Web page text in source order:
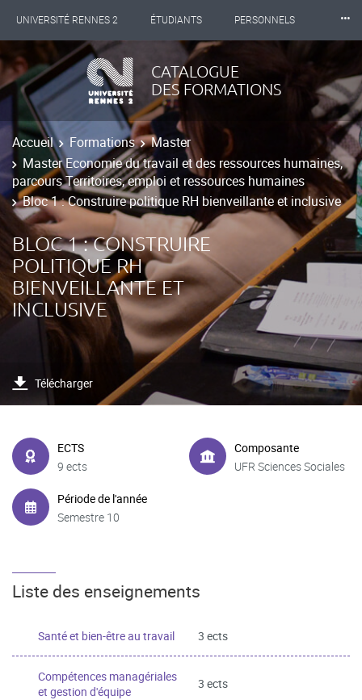
UNIVERSITÉ RENNES 2 ÉTUDIANTS PERSONNELS
INTERNATIONAL PROFESSIONNELS
LES NOUVELLES DE RENNES 2
⸱⸱⸱
CATALOGUE
DES FORMATIONS
Accueil Formations
Master
Master Economie du travail et des ressources humaines,
parcours Territoires, emploi et ressources humaines
Bloc 1 : Construire politique RH bienveillante et inclusive
BLOC 1 : CONSTRUIRE
POLITIQUE RH
BIENVEILLANTE ET
INCLUSIVE
Télécharger
ECTS
9 ects
Composante
UFR Sciences Sociales
Période de l'année
Semestre 10
Liste des enseignements
Santé et bien-être au travail 3 ects
Compétences managériales
et gestion d'équipe
3 ects